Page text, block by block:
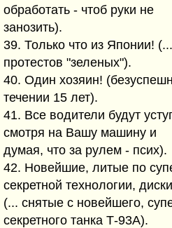
обработать - чтоб руки не
занозить).
39. Только что из Японии!
протестов "зеленых").
40. Один хозяин!
течении 15 лет).
41. Все водители будут
смотря на Вашу машину и
думая, что за рулем - псих).
42. Новейшие, литые по
секретной технологии,
(... снятые с новейшего,
секретного танка Т-93А).